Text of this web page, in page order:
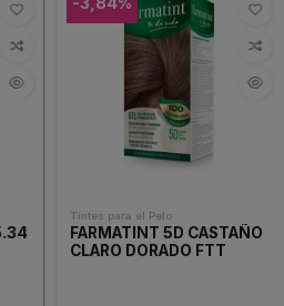
Tintes para el Pelo
FARMATINT 5D CASTAÑO
CLARO DORADO FTT